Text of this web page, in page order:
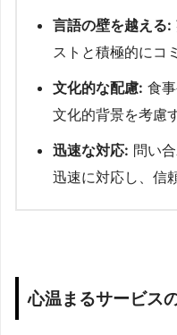
言語の壁を越える:
ストと積極的にコ
文化的な配慮: 食
文化的背景を考慮
迅速な対応: 問い
迅速に対応し、信
心温まるサービス